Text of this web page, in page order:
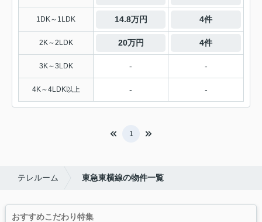
1DK～1LDK 14.8万円 4件
2K～2LDK 20万円 4件
3K～3LDK - -
4K～4LDK以上 - -
1
テレルーム 東急東横線の物件一覧
おすすめこだわり特集